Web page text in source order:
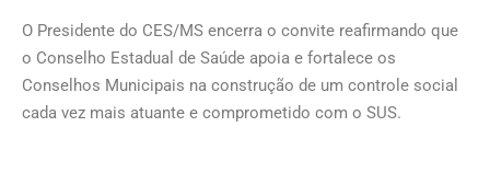
O Presidente do CES/MS encerra o convite reafirmando que
o Conselho Estadual de Saúde apoia e fortalece os
Conselhos Municipais na construção de um controle social
cada vez mais atuante e comprometido com o SUS.